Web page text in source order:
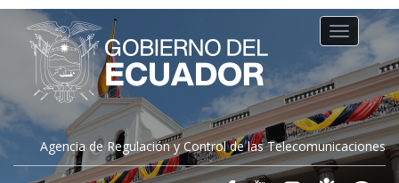
Agencia de Regulación y Control de las Telecomunicaciones
Toggle
navigation